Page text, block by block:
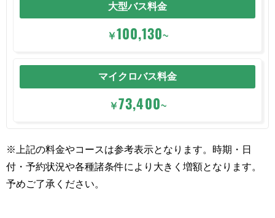
大型バス料金
￥100,130~
マイクロバス料金
￥73,400~
※上記の料金やコースは参考表示となります。時期・日
付・予約状況や各種諸条件により大きく増額となります。
予めご了承ください。